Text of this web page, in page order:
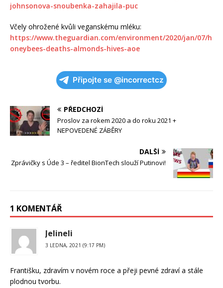
johnsonova-snoubenka-zahajila-puc
Včely ohrožené kvůli veganskému mléku:
https://www.theguardian.com/environment/2020/jan/07/h
oneybees-deaths-almonds-hives-aoe
Připojte se @incorrectcz
PŘEDCHOZÍ
Proslov za rokem 2020 a do roku 2021 +
NEPOVEDENÉ ZÁBĚRY
DALŠÍ
Zprávičky s Úde 3 – ředitel BionTech slouží Putinovi!
1 KOMENTÁŘ
Jelineli
3 LEDNA, 2021 (9:17 PM)
Františku, zdravím v novém roce a přeji pevné zdraví a stále
plodnou tvorbu.